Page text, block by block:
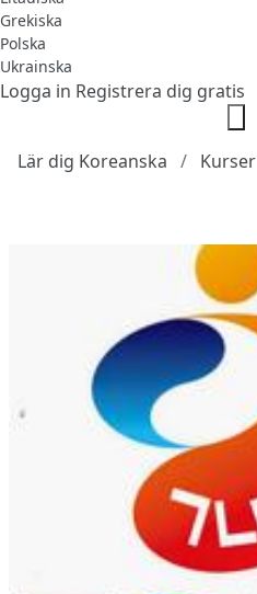
Grekiska
Polska
Ukrainska
Logga in Registrera dig gratis
Lär dig Koreanska Kurser